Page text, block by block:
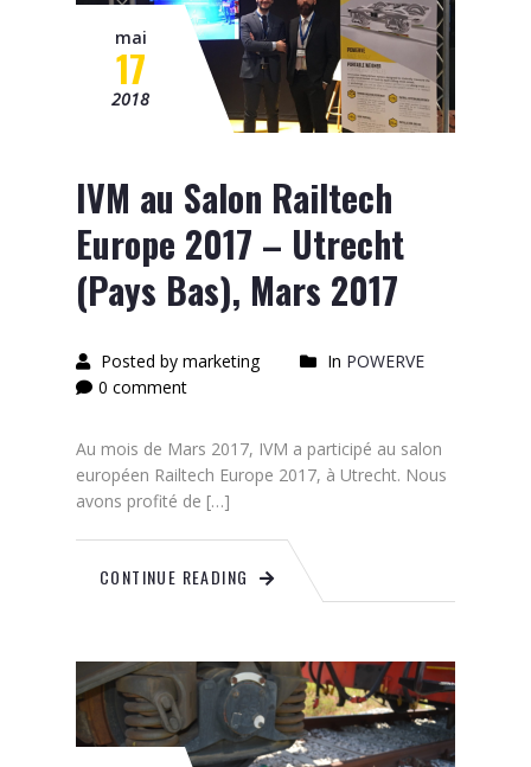
mai
17
2018
IVM au Salon Railtech
Europe 2017 – Utrecht
(Pays Bas), Mars 2017
Posted by marketing In POWERVE
0 comment
Au mois de Mars 2017, IVM a participé au salon
européen Railtech Europe 2017, à Utrecht. Nous
avons profité de […]
CONTINUE READING